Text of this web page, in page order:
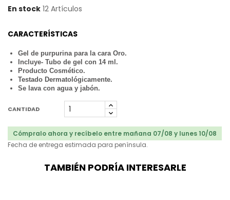
En stock 12 Artículos
CARACTERÍSTICAS
Gel de purpurina para la cara Oro.
Incluye- Tubo de gel con 14 ml.
Producto Cosmético.
Testado Dermatológicamente.
Se lava con agua y jabón.
CANTIDAD
Cómpralo ahora y recíbelo entre mañana 07/08 y lunes 10/08
Fecha de entrega estimada para península.
TAMBIÉN PODRÍA INTERESARLE